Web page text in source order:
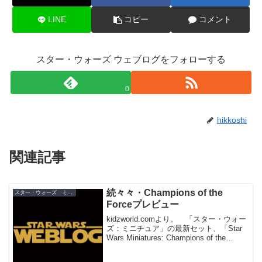
LINE コピー コメント
スター・ウォーズ ウェブログをフォローする
0
hikkoshi
関連記事
スター・ウォーズ ミニチュア
続々々・Champions of the
Forceプレビュー
kidzworld.comより。 「スター・ウォー
ズ：ミニチュア」の最新セット、「Star
Wars Miniatures: Champions of the